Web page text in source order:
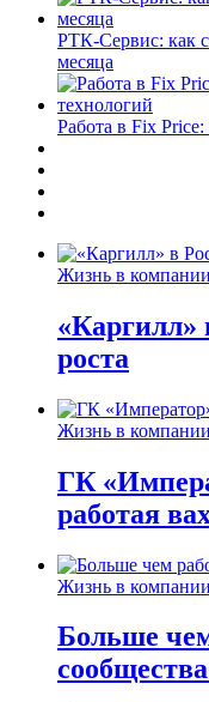
РТК-Сервис: как
месяца
Работа в Fix
Жизнь в компании
«Каргилл»
роста
Жизнь в компании
ГК
работая
Жизнь в компании
Больше